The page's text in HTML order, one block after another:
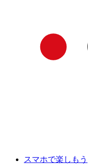
スマホで楽しもう